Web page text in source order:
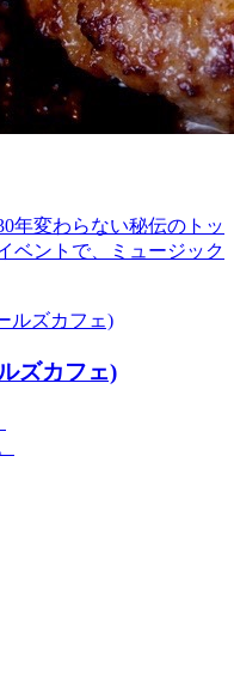
年変わらない秘伝のトッ
ベントで、ミュージック
ズカフェ)